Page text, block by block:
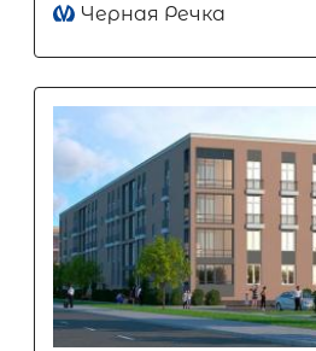
Черная Речка